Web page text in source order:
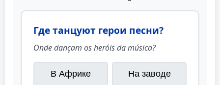
Где танцуют герои песни?
Onde dançam os heróis da música?
В Африке На заводе